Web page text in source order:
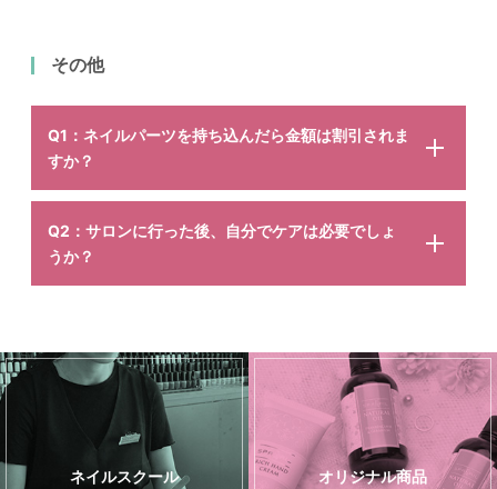
その他
Q1：ネイルパーツを持ち込んだら金額は割引されま
すか？
Q2：サロンに行った後、自分でケアは必要でしょ
うか？
ネイルスクール オリジナル商品